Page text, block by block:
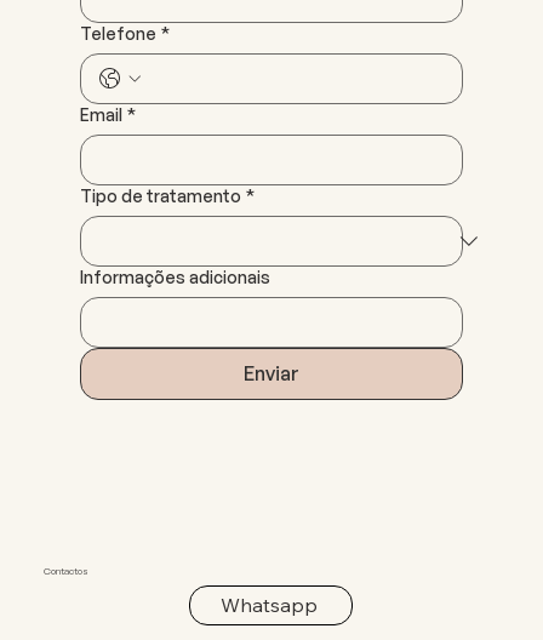
Contactos
Whatsapp
Telefone *
Email *
Tipo de tratamento *
Informações adicionais
Enviar